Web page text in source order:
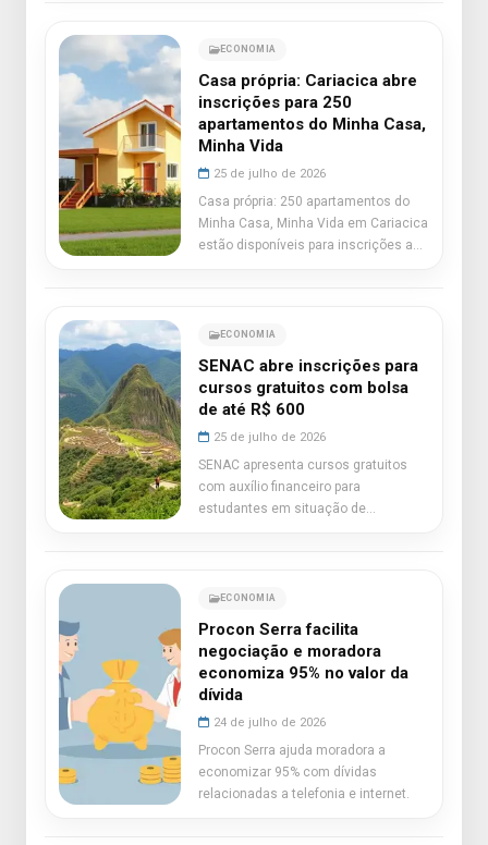
ECONOMIA
Casa própria: Cariacica abre
inscrições para 250
apartamentos do Minha Casa,
Minha Vida
25 de julho de 2026
Casa própria: 250 apartamentos do
Minha Casa, Minha Vida em Cariacica
estão disponíveis para inscrições a
ECONOMIA
SENAC abre inscrições para
cursos gratuitos com bolsa
de até R$ 600
25 de julho de 2026
SENAC apresenta cursos gratuitos
com auxílio financeiro para
estudantes em situação de
ECONOMIA
Procon Serra facilita
negociação e moradora
economiza 95% no valor da
dívida
24 de julho de 2026
Procon Serra ajuda moradora a
economizar 95% com dívidas
relacionadas a telefonia e internet.